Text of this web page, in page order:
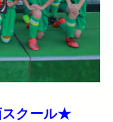
クール★